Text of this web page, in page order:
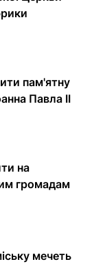
пам'ятну
Павла II
на
громадам
мечеть